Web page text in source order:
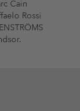
Cain
Rossi